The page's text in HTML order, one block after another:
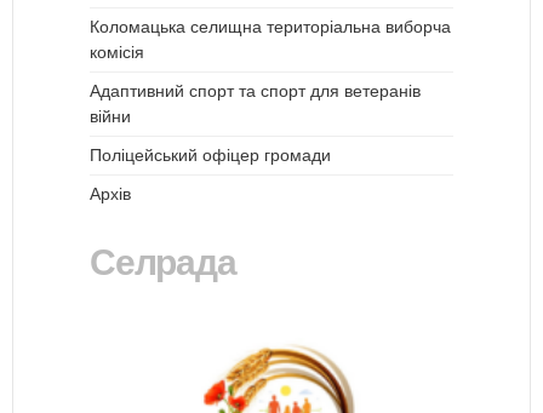
Коломацька селищна територіальна виборча
комісія
Адаптивний спорт та спорт для ветеранів
війни
Поліцейський офіцер громади
Архів
Селрада